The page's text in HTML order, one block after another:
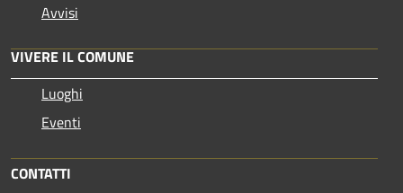
Avvisi
VIVERE IL COMUNE
Luoghi
Eventi
CONTATTI